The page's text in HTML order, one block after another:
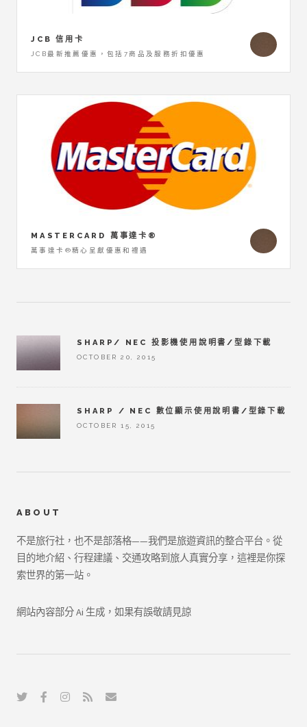
JCB 信用卡
JCB最新推薦優惠，包括7商品及服務折扣優惠
MASTERCARD 萬事達卡®
萬事達卡®精心呈獻優惠和禮遇
SHARP/ NEC 投影機使用說明書/型錄下載
OCTOBER 20, 2015
SHARP / NEC 數位顯示使用說明書/型錄下載
OCTOBER 15, 2015
ABOUT
不是旅行社，也不是部落格——我們是旅遊資訊的整合平台。從
目的地介紹、行程建議、交通攻略到旅人真實分享，這裡是你探
索世界的第一站。
網站內容部分 Ai 生成，如果有誤敬請見諒